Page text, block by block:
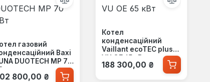
газовий
Baxi
DUOTECH MP 70
ціна:
800,00 ₴
Котел
конденсаційний
Vaillant ecoTEC plus
VU OE 65 кВт
Звичайна ціна:
188 300,00 ₴